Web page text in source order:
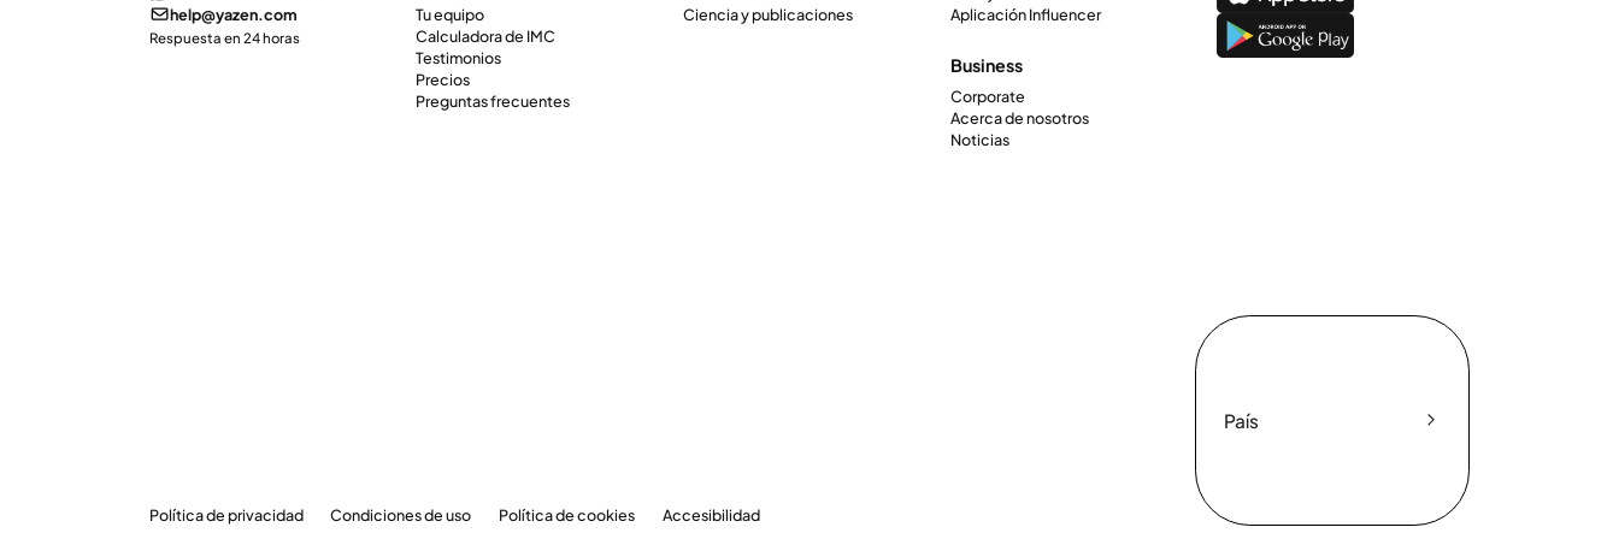
help@yazen.com
Respuesta en 24 horas
Tu equipo
Calculadora de IMC
Testimonios
Precios
Preguntas frecuentes
Ciencia y publicaciones
Aplicación Influencer
Business
Corporate
Acerca de nosotros
Noticias
Política de privacidad Condiciones de uso Política de cookies Accesibilidad
País